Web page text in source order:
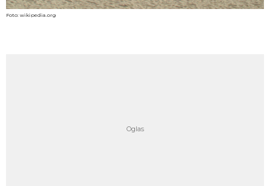
Foto: wikipedia.org